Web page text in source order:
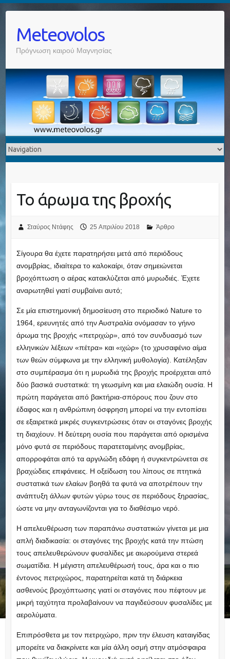
Meteovolos
Πρόγνωση καιρού Μαγνησίας
Το άρωμα της βροχής
Σταύρος Ντάφης 25 Απριλίου 2018 Άρθρο
Σίγουρα θα έχετε παρατηρήσει μετά από περιόδους
ανομβρίας, ιδιαίτερα το καλοκαίρι, όταν σημειώνεται
βροχόπτωση ο αέρας κατακλύζεται από μυρωδιές. Έχετε
αναρωτηθεί γιατί συμβαίνει αυτό;
Σε μία επιστημονική δημοσίευση στο περιοδικό Nature το
1964, ερευνητές από την Αυστραλία ονόμασαν το γήινο
άρωμα της βροχής «πετριχώρ», από τον συνδυασμό των
ελληνικών λέξεων «πέτρα» και «ιχώρ» (το χρυσαφένιο αίμα
των θεών σύμφωνα με την ελληνική μυθολογία). Κατέληξαν
στο συμπέρασμα ότι η μυρωδιά της βροχής προέρχεται από
δύο βασικά συστατικά: τη γεωσμίνη και μια ελαιώδη ουσία. Η
πρώτη παράγεται από βακτήρια-σπόρους που ζουν στο
έδαφος και η ανθρώπινη όσφρηση μπορεί να την εντοπίσει
σε εξαιρετικά μικρές συγκεντρώσεις όταν οι σταγόνες βροχής
τη διαχέουν. Η δεύτερη ουσία που παράγεται από ορισμένα
μόνο φυτά σε περιόδους παρατεταμένης ανομβρίας,
απορροφάται από τα αργιλώδη εδάφη ή συγκεντρώνεται σε
βραχώδεις επιφάνειες. Η οξείδωση του λίπους σε πτητικά
συστατικά των ελαίων βοηθά τα φυτά να αποτρέπουν την
ανάπτυξη άλλων φυτών γύρω τους σε περιόδους ξηρασίας,
ώστε να μην ανταγωνίζονται για το διαθέσιμο νερό.
Η απελευθέρωση των παραπάνω συστατικών γίνεται με μια
απλή διαδικασία: οι σταγόνες της βροχής κατά την πτώση
τους απελευθερώνουν φυσαλίδες με αιωρούμενα στερεά
σωματίδια. Η μέγιστη απελευθέρωσή τους, άρα και ο πιο
έντονος πετριχώρος, παρατηρείται κατά τη διάρκεια
ασθενούς βροχόπτωσης γιατί οι σταγόνες που πέφτουν με
μικρή ταχύτητα προλαβαίνουν να παγιδεύσουν φυσαλίδες με
αερολύματα.
Επιπρόσθετα με τον πετριχώρο, πριν την έλευση καταιγίδας
μπορείτε να διακρίνετε και μία άλλη οσμή στην ατμόσφαιρα